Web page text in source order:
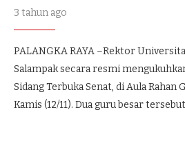
3 tahun ago
PALANGKA RAYA –Rektor
Salampak secara resmi
Sidang Terbuka Senat, di Aula Rahan
Kamis (12/11). Dua guru besar